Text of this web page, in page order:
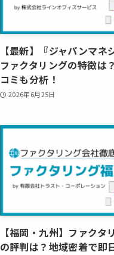
【最新】『ジャパンマネ
ファクタリングの特徴は
コミも分析！
2026年6月25日
【福岡・九州】ファクタ
の評判は？地域密着で即